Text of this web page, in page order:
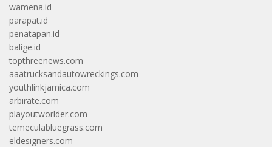
wamena.id
parapat.id
penatapan.id
balige.id
topthreenews.com
aaatrucksandautowreckings.com
youthlinkjamica.com
arbirate.com
playoutworlder.com
temeculabluegrass.com
eldesigners.com